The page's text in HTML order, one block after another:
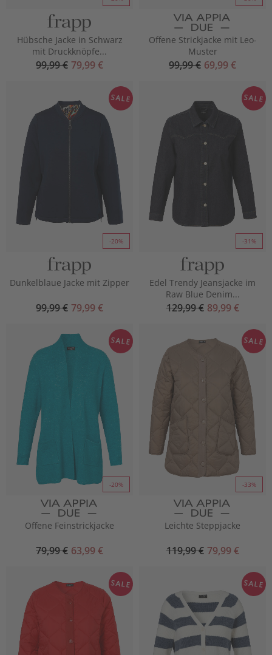
Hübsche Jacke in Schwarz
mit Druckknöpfe...
99,99 € 79,99 €
Offene Strickjacke mit Leo-
Muster
99,99 € 69,99 €
-20%
SALE
Dunkelblaue Jacke mit Zipper
99,99 € 79,99 €
-31%
SALE
Edel Trendy Jeansjacke im
Raw Blue Denim...
129,99 € 89,99 €
-20%
SALE
Offene Feinstrickjacke
79,99 € 63,99 €
-33%
SALE
Leichte Steppjacke
119,99 € 79,99 €
SALE SALE